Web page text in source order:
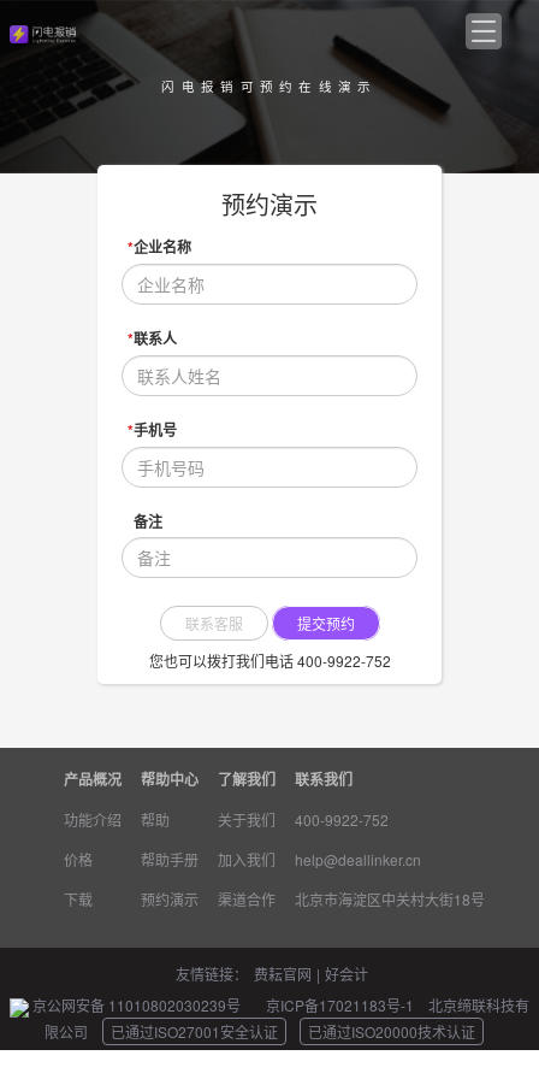
闪电报销可预约在线演示
预约演示
企业名称
*
联系人
*
手机号
*
备注
联系客服
提交预约
您也可以拨打我们电话 400-9922-752
产品概况 帮助中心 了解我们 联系我们
功能介绍 帮助 关于我们
400-9922-752
价格
帮助手册 加入我们
help@deallinker.cn
下载
预约演示 渠道合作 北京市海淀区中关村大街18号B座9层
友情链接： 费耘官网 | 好会计
京公网安备 11010802030239号
京ICP备17021183号-1
北京缔联科技有
限公司
已通过ISO27001安全认证 已通过ISO20000技术认证